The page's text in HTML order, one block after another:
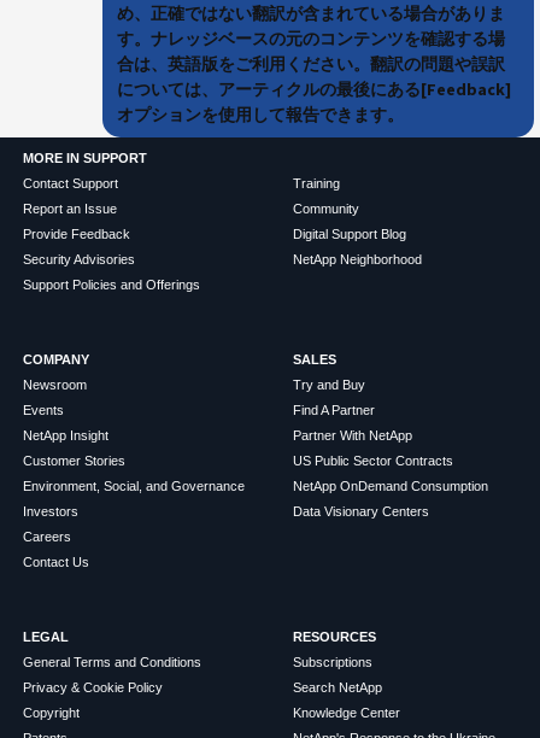
め、正確ではない翻訳が含まれている場合がありま
す。ナレッジベースの元のコンテンツを確認する場
合は、英語版をご利用ください。翻訳の問題や誤訳
については、アーティクルの最後にある[Feedback]
オプションを使用して報告できます。
MORE IN SUPPORT
Contact Support
Report an Issue
Provide Feedback
Security Advisories
Support Policies and Offerings
Training
Community
Digital Support Blog
NetApp Neighborhood
COMPANY
Newsroom
Events
NetApp Insight
Customer Stories
Environment, Social, and Governance
Investors
Careers
Contact Us
SALES
Try and Buy
Find A Partner
Partner With NetApp
US Public Sector Contracts
NetApp OnDemand Consumption
Data Visionary Centers
LEGAL
General Terms and Conditions
Privacy & Cookie Policy
Copyright
RESOURCES
Subscriptions
Search NetApp
Knowledge Center